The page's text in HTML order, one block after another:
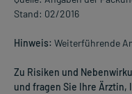
Stand: 02/2016
Hinweis: Weiterführende
Zu Risiken und
und fragen Sie Ihre Ärztin,